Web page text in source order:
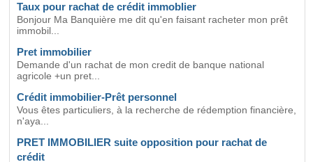
Taux pour rachat de crédit immoblier
Bonjour Ma Banquière me dit qu'en faisant racheter mon prêt
immobil...
Pret immobilier
Demande d'un rachat de mon credit de banque national
agricole +un pret...
Crédit immobilier-Prêt personnel
Vous êtes particuliers, à la recherche de rédemption financière,
n'aya...
PRET IMMOBILIER suite opposition pour rachat de
crédit